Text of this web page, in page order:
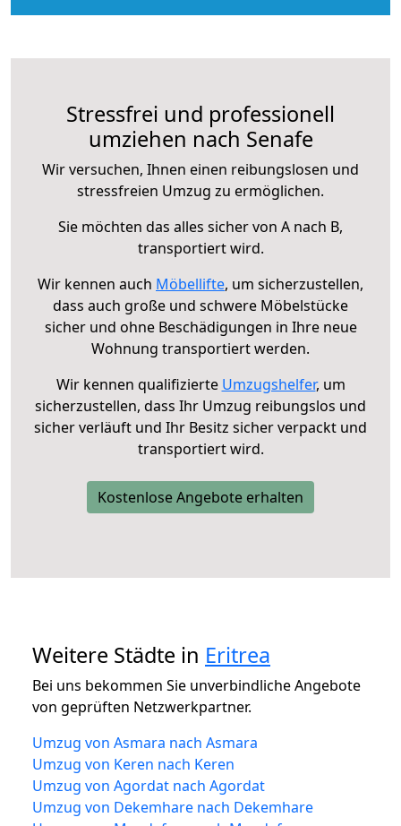
Stressfrei und professionell
umziehen nach Senafe
Wir versuchen, Ihnen einen reibungslosen und
stressfreien Umzug zu ermöglichen.
Sie möchten das alles sicher von A nach B,
transportiert wird.
Wir kennen auch Möbellifte, um sicherzustellen,
dass auch große und schwere Möbelstücke
sicher und ohne Beschädigungen in Ihre neue
Wohnung transportiert werden.
Wir kennen qualifizierte Umzugshelfer, um
sicherzustellen, dass Ihr Umzug reibungslos und
sicher verläuft und Ihr Besitz sicher verpackt und
transportiert wird.
Kostenlose Angebote erhalten
Weitere Städte in Eritrea
Bei uns bekommen Sie unverbindliche Angebote
von geprüften Netzwerkpartner.
Umzug von Asmara nach Asmara
Umzug von Keren nach Keren
Umzug von Agordat nach Agordat
Umzug von Dekemhare nach Dekemhare